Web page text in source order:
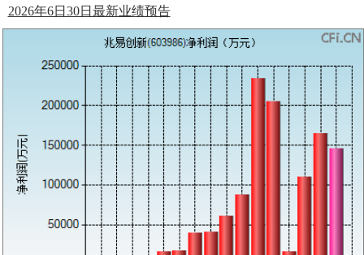
2026年6日30日最新业绩预告